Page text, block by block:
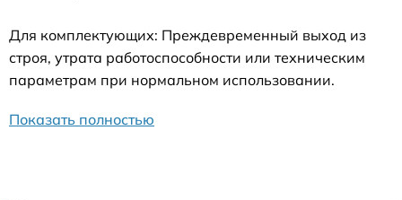
Для комплектующих: Преждевременный выход из
строя, утрата работоспособности или техническим
параметрам при нормальном использовании.
Показать полностью